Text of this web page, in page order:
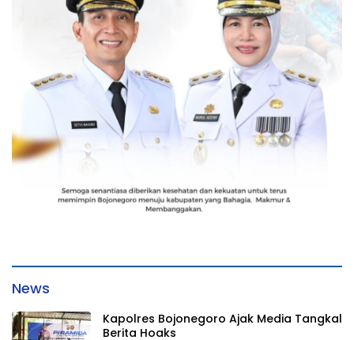
News
Kapolres Bojonegoro Ajak Media Tangkal
Berita Hoaks